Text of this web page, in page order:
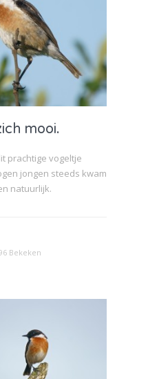
mooi.
prachtige vogeltje
jongen steeds kwam
natuurlijk.
Bekeken